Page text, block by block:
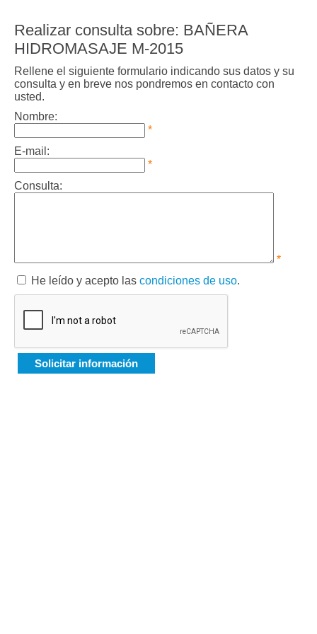
Realizar consulta sobre: BAÑERA
HIDROMASAJE M-2015
Rellene el siguiente formulario indicando sus datos y su
consulta y en breve nos pondremos en contacto con
usted.
Nombre:
*
E-mail:
*
Consulta:
*
He leído y acepto las condiciones de uso.